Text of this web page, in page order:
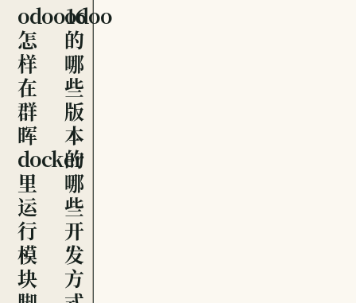
odoo16
怎
样
在
群
晖
docker
里
运
行
模
块
odoo
的
哪
些
版
本
的
哪
些
开
发
方